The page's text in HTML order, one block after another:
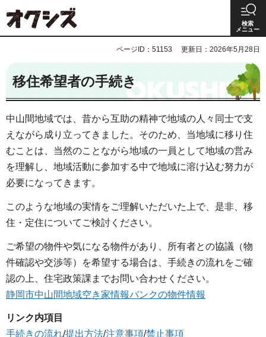
検索
メニュー
ページID：51153 更新日：2026年5月28日
移住希望者の手続き
中山間地域では、昔から互助の精神で地域の人々同士で支
えながら成り立ってきました。そのため、当地域に移り住
むことは、当然のことながら地域の一員として地域の営み
を理解し、地域活動に参加する中で地域に溶け込む努力が
必要になってきます。
このような地域の実情をご理解いただいた上で、是非、移
住・定住についてご検討ください。
ご希望の物件や気になる物件があり、所有者との協議（物
件確認や交渉等）を希望する場合は、手続きの流れをご確
認の上、住宅政策課までお問い合わせください。
静岡市中山間地域空き家情報バンクの物件情報
リンク内項目
手続きの流れ/提出方法/注意事項/禁止事項